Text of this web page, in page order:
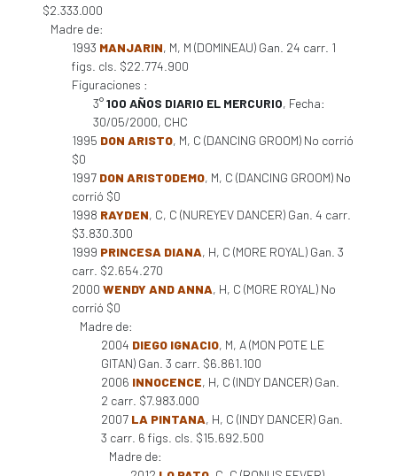
$2.333.000
Madre de:
1993 MANJARIN, M, M (DOMINEAU) Gan. 24 carr. 1
figs. cls. $22.774.900
Figuraciones :
3°100 AÑOS DIARIO EL MERCURIO, Fecha:
30/05/2000, CHC
1995 DON ARISTO, M, C (DANCING GROOM) No corrió
$0
1997 DON ARISTODEMO, M, C (DANCING GROOM) No
corrió $0
1998 RAYDEN, C, C (NUREYEV DANCER) Gan. 4 carr.
$3.830.300
1999 PRINCESA DIANA, H, C (MORE ROYAL) Gan. 3
carr. $2.654.270
2000 WENDY AND ANNA, H, C (MORE ROYAL) No
corrió $0
Madre de:
2004 DIEGO IGNACIO, M, A (MON POTE LE
GITAN) Gan. 3 carr. $6.861.100
2006 INNOCENCE, H, C (INDY DANCER) Gan.
2 carr. $7.983.000
2007 LA PINTANA, H, C (INDY DANCER) Gan.
3 carr. 6 figs. cls. $15.692.500
Madre de: